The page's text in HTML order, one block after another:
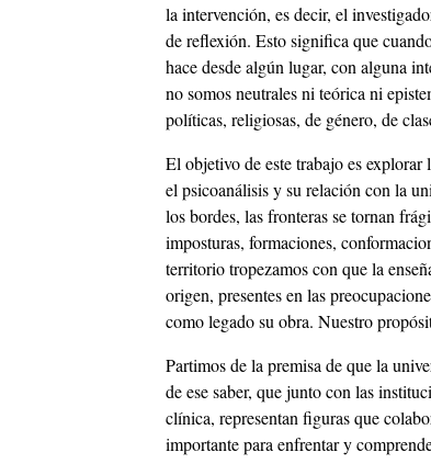
la intervención, es decir, el
de reflexión. Esto significa que
hace desde algún lugar, con alguna
no somos neutrales ni teórica ni
políticas, religiosas, de género, de
El objetivo de este trabajo es explorar
el psicoanálisis y su relación con la
los bordes, las fronteras se tornan
imposturas, formaciones,
territorio tropezamos con que la
origen, presentes en las
como legado su obra. Nuestro
Partimos de la premisa de que la
de ese saber, que junto con las
clínica, representan figuras que
importante para enfrentar y